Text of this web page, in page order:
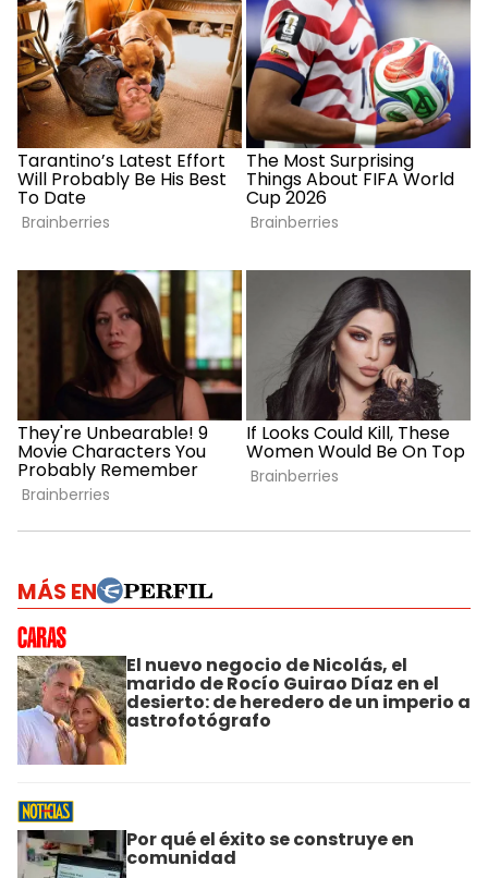
MÁS EN
El nuevo negocio de Nicolás, el
marido de Rocío Guirao Díaz en el
desierto: de heredero de un imperio a
astrofotógrafo
Por qué el éxito se construye en
comunidad